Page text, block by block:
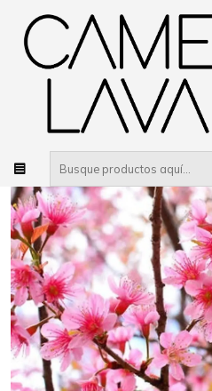
Inicio Planta Árboles Ornamentales